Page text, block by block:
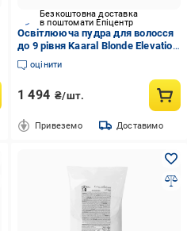
Безкоштовна доставка
в поштомати Епіцентр
Освітлююча пудра для волосся
до 9 рівня Kaaral Blonde Elevation
Charcoal Black Powder Lightener
500 г
оцінити
1 494 ₴/шт.
Привеземо Доставимо